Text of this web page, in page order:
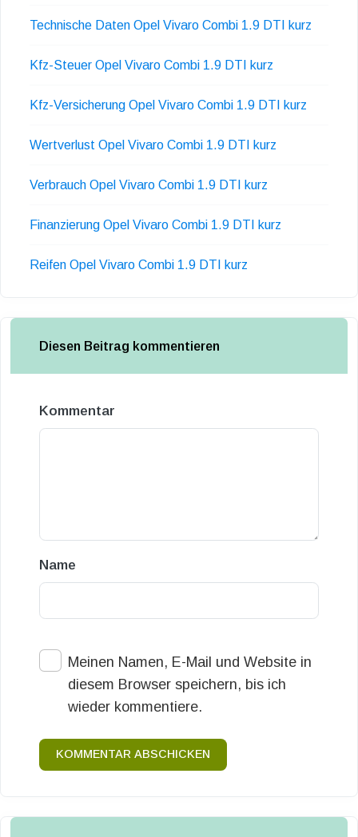
Technische Daten Opel Vivaro Combi 1.9 DTI kurz
Kfz-Steuer Opel Vivaro Combi 1.9 DTI kurz
Kfz-Versicherung Opel Vivaro Combi 1.9 DTI kurz
Wertverlust Opel Vivaro Combi 1.9 DTI kurz
Verbrauch Opel Vivaro Combi 1.9 DTI kurz
Finanzierung Opel Vivaro Combi 1.9 DTI kurz
Reifen Opel Vivaro Combi 1.9 DTI kurz
Diesen Beitrag kommentieren
Kommentar
Name
Meinen Namen, E-Mail und Website in
diesem Browser speichern, bis ich
wieder kommentiere.
KOMMENTAR ABSCHICKEN